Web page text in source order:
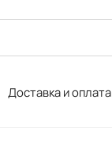
Доставка и оплата